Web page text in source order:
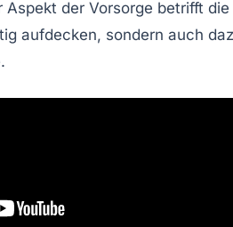
Aspekt der Vorsorge betrifft
aufdecken, sondern auch
.